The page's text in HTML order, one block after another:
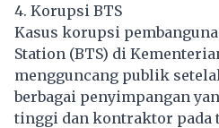
4. Korupsi BTS
Kasus korupsi
Station (BTS) di
mengguncang publik
berbagai penyimpangan
tinggi dan kontraktor pada